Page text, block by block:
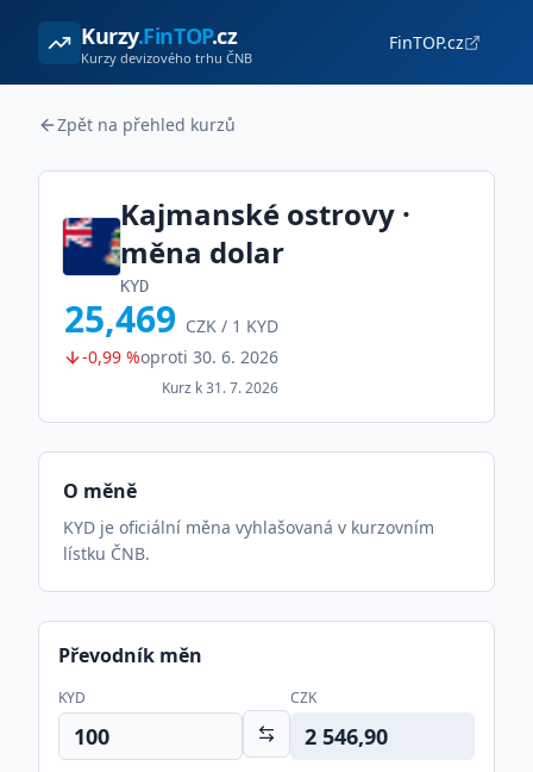
Kurzy.FinTOP.cz
Kurzy devizového trhu ČNB
FinTOP.cz
Zpět na přehled kurzů
Kajmanské ostrovy ·
měna dolar
KYD
25,469 CZK / 1 KYD
-0,99 %oproti 30. 6. 2026
Kurz k31. 7. 2026
O měně
KYD je oficiální měna vyhlašovaná v kurzovním
lístku ČNB.
Převodník měn
KYD CZK
2 546,90